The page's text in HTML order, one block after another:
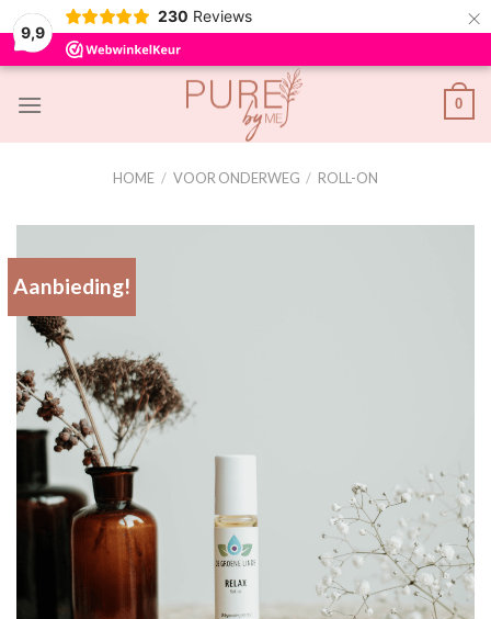
9,9
230 Reviews ×
Skip
0
HOME / VOOR ONDERWEG / ROLL-ON
Aanbieding!